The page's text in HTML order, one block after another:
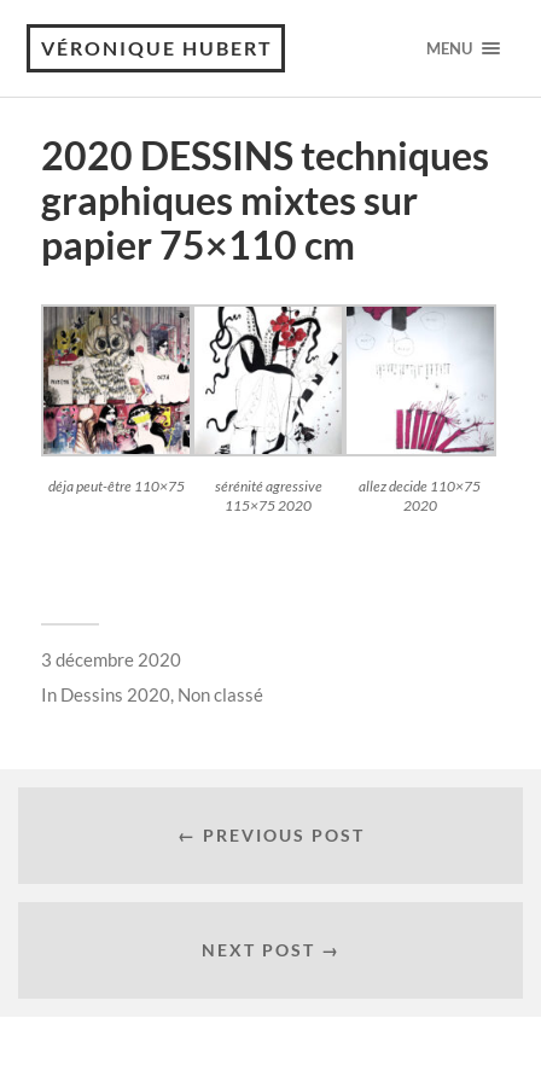
VÉRONIQUE HUBERT MENU
2020 DESSINS techniques
graphiques mixtes sur
papier 75×110 cm
déja peut-être 110×75
sérénité agressive
115×75 2020
allez decide 110×75
2020
3 décembre 2020
In Dessins 2020, Non classé
← PREVIOUS POST
NEXT POST →